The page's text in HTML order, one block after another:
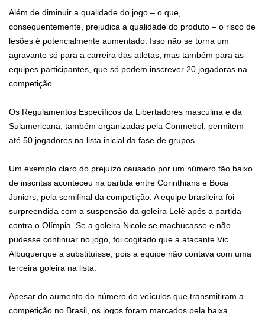
Além de diminuir a qualidade do jogo – o que,
consequentemente, prejudica a qualidade do produto – o risco de
lesões é potencialmente aumentado. Isso não se torna um
agravante só para a carreira das atletas, mas também para as
equipes participantes, que só podem inscrever 20 jogadoras na
competição.
Os Regulamentos Específicos da Libertadores masculina e da
Sulamericana, também organizadas pela Conmebol, permitem
até 50 jogadores na lista inicial da fase de grupos.
Um exemplo claro do prejuízo causado por um número tão baixo
de inscritas aconteceu na partida entre Corinthians e Boca
Juniors, pela semifinal da competição. A equipe brasileira foi
surpreendida com a suspensão da goleira Lelê após a partida
contra o Olímpia. Se a goleira Nicole se machucasse e não
pudesse continuar no jogo, foi cogitado que a atacante Vic
Albuquerque a substituísse, pois a equipe não contava com uma
terceira goleira na lista.
Apesar do aumento do número de veículos que transmitiram a
competição no Brasil, os jogos foram marcados pela baixa